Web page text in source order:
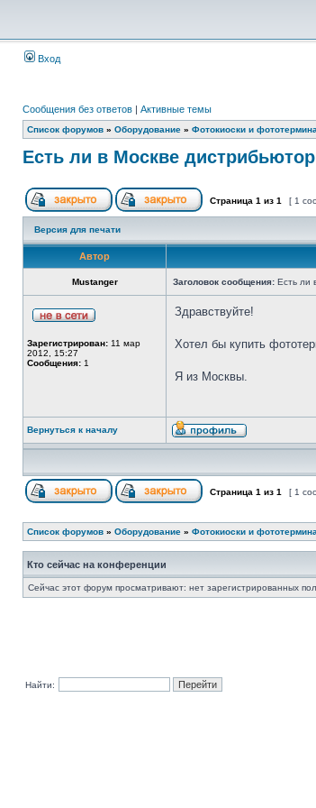
Вход
Сообщения без ответов | Активные темы
Список форумов » Оборудование » Фотокиоски и
Есть ли в Москве
Страница 1 из 1 [ 1
Версия для печати
Автор
Mustanger Заголовок сообщения: Есть ли
Зарегистрирован: 11 мар
2012, 15:27
Сообщения: 1
Здравствуйте!
Хотел бы купить
Я из Москвы.
Вернуться к началу
Страница 1 из 1 [ 1
Список форумов » Оборудование » Фотокиоски и
Кто сейчас на конференции
Сейчас этот форум просматривают: нет зарегистрированных
Найти: